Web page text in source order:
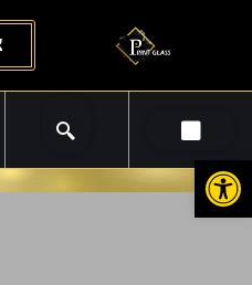
פתח סרגל נגישות